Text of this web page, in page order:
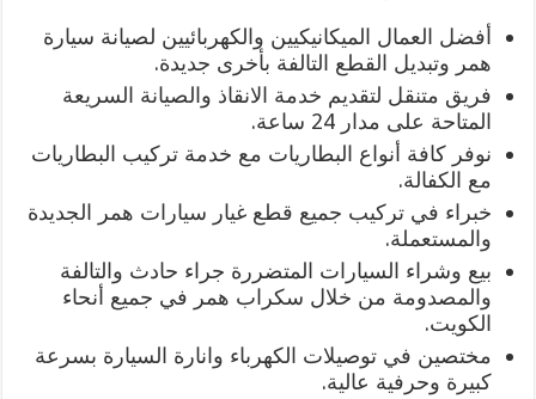
أفضل العمال الميكانيكيين والكهربائيين لصيانة سيارة
همر وتبديل القطع التالفة بأخرى جديدة.
فريق متنقل لتقديم خدمة الانقاذ والصيانة السريعة
المتاحة على مدار 24 ساعة.
نوفر كافة أنواع البطاريات مع خدمة تركيب البطاريات
مع الكفالة.
خبراء في تركيب جميع قطع غيار سيارات همر الجديدة
والمستعملة.
بيع وشراء السيارات المتضررة جراء حادث والتالفة
والمصدومة من خلال سكراب همر في جميع أنحاء
الكويت.
مختصين في توصيلات الكهرباء وانارة السيارة بسرعة
كبيرة وحرفية عالية.